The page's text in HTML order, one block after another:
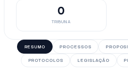
0
TRIBUNA
RESUMO PROCESSOS
PROTOCOLOS LEGISLAÇÃO